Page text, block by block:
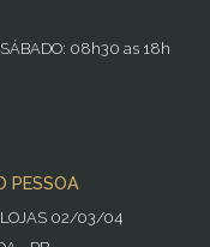
08h30 as 18h
PESSOA
LOJAS 02/03/04